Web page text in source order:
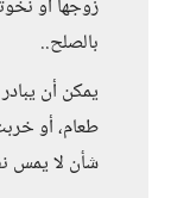
زوجها أو
بالصلح..
يمكن أن
طعام، أو
شأن لا يمس